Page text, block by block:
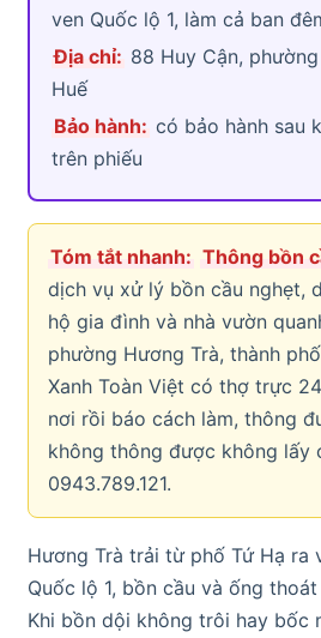
ven Quốc lộ 1, làm cả ban
Địa chỉ: 88 Huy Cận,
Huế
Bảo hành: có bảo hành sau
trên phiếu
Tóm tắt nhanh: Thông bồn
dịch vụ xử lý bồn cầu nghẹt,
hộ gia đình và nhà vườn
phường Hương Trà, thành
Xanh Toàn Việt có thợ trực
nơi rồi báo cách làm, thông
không thông được không lấy
0943.789.121.
Hương Trà trải từ phố Tứ Hạ ra
Quốc lộ 1, bồn cầu và ống
Khi bồn dội không trôi hay bốc